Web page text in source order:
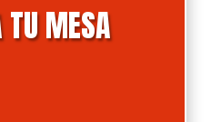
TU MESA